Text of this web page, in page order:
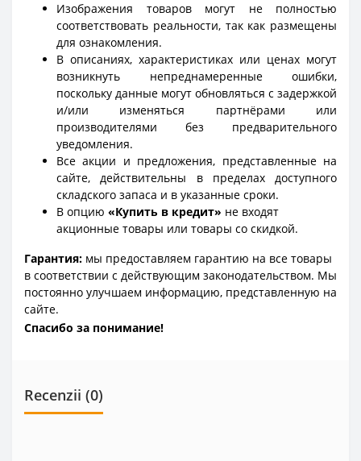
Изображения товаров могут не полностью
соответствовать реальности, так как размещены
для ознакомления.
В описаниях, характеристиках или ценах могут
возникнуть непреднамеренные ошибки,
поскольку данные могут обновляться с задержкой
и/или изменяться партнёрами или
производителями без предварительного
уведомления.
Все акции и предложения, представленные на
сайте, действительны в пределах доступного
складского запаса и в указанные сроки.
В опцию «Купить в кредит» не входят
акционные товары или товары со скидкой.
Гарантия: мы предоставляем гарантию на все товары
в соответствии с действующим законодательством. Мы
постоянно улучшаем информацию, представленную на
сайте.
Спасибо за понимание!
Recenzii (0)